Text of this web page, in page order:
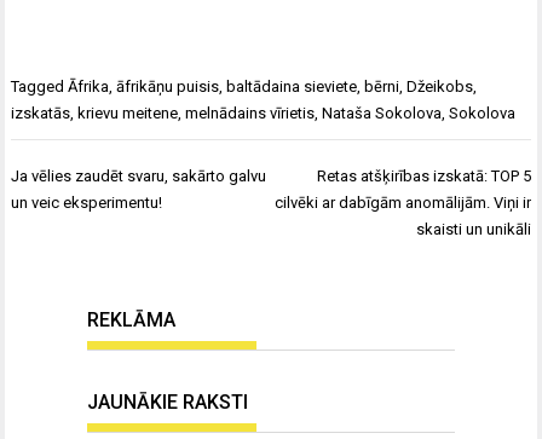
TaggedĀfrika ,āfrikāņu puisis ,baltādaina sieviete ,bērni ,Džeikobs
izskatās ,krievu meitene ,melnādains vīrietis ,Nataša Sokolova ,Sokolova
Ziņu
izvēlne
Ja vēlies zaudēt svaru, sakārto galvu
un veic eksperimentu!
Retas atšķirības izskatā: TOP 5
cilvēki ar dabīgām anomālijām. Viņi ir
skaisti un unikāli
REKLĀMA
JAUNĀKIE RAKSTI